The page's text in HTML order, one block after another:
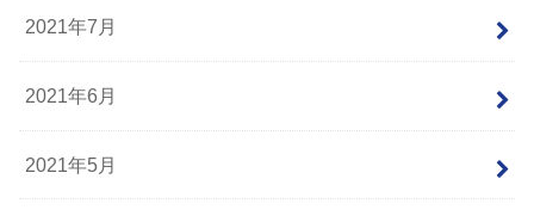
2021年7月
2021年6月
2021年5月